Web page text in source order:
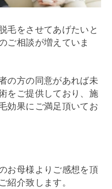
毛をさせてあげたいと
ご相談が増えていま
の方の同意があれば未
をご提供しており、施
効果にご満足頂いてお
お母様よりご感想を頂
紹介致します。